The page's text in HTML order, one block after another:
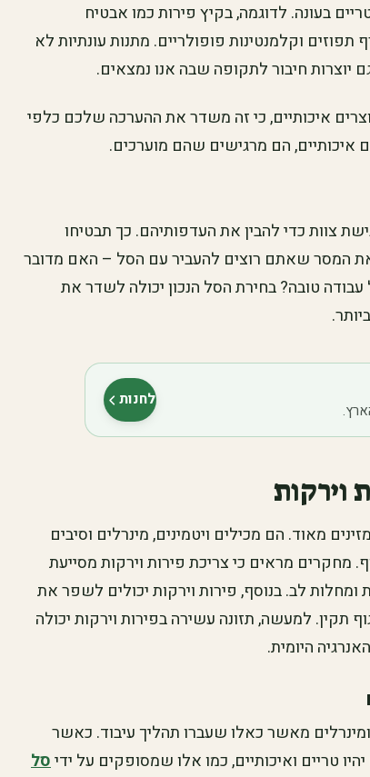
בעונה. לדוגמה, בקיץ פירות כמו אבטיח
תפוזים וקלמנטינות פופולריים. מתנות עונתיות לא
יוצרות חיבור לתקופה שבה אנו נמצאים.
איכותיים, כי זה משדר את ההערכה שלכם כלפי
איכותיים, הם מרגישים שהם מוערכים.
צוות כדי להבין את העדפותיהם. כך תבטיחו
המסר שאתם רוצים להעביר עם הסל – האם מדובר
עבודה טובה? בחירת הסל הנכון יכולה לשדר את
לחנות(נפתח בלשונית חדשה)
וירקות
מאוד. הם מכילים ויטמינים, מינרלים וסיבים
מחקרים מראים כי צריכת פירות וירקות מסייעת
ומחלות לב. בנוסף, פירות וירקות יכולים לשפר את
תקין. למעשה, תזונה עשירה בפירות וירקות יכולה
היומית.
ומינרלים מאשר כאלו שעברו תהליך עיבוד. כאשר
טריים ואיכותיים, כמו אלו שמסופקים על ידיסל